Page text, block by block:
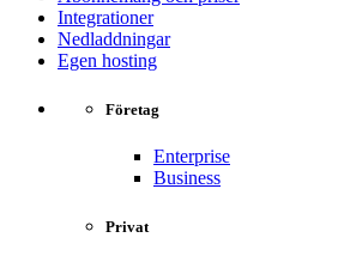
Integrationer
Nedladdningar
Egen hosting
Företag
Enterprise
Business
Privat